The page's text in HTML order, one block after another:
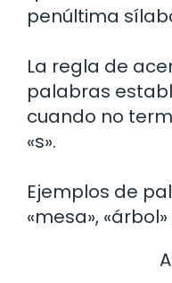
penúltima
La regla de
palabras
cuando no
«s».
Ejemplos de
«mesa»,